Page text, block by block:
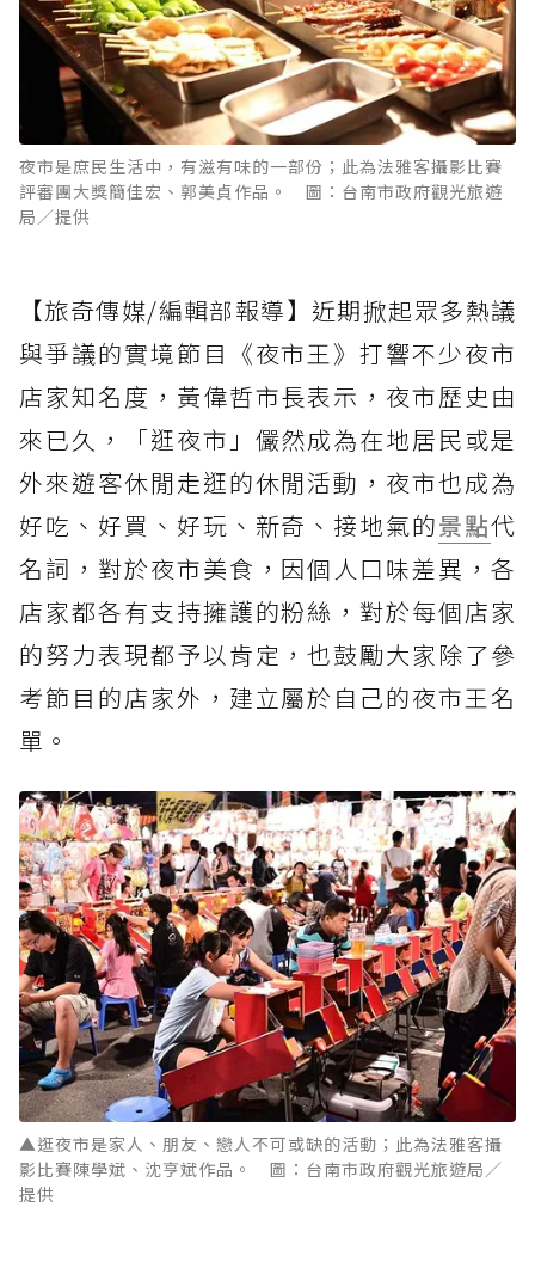
夜市是庶民生活中，有滋有味的一部份；此為法雅客攝影比賽
評審團大獎簡佳宏、郭美貞作品。 圖：台南市政府觀光旅遊
局／提供
【旅奇傳媒/編輯部報導】近期掀起眾多熱議
與爭議的實境節目《夜市王》打響不少夜市
店家知名度，黃偉哲市長表示，夜市歷史由
來已久，「逛夜市」儼然成為在地居民或是
外來遊客休閒走逛的休閒活動，夜市也成為
好吃、好買、好玩、新奇、接地氣的景點代
名詞，對於夜市美食，因個人口味差異，各
店家都各有支持擁護的粉絲，對於每個店家
的努力表現都予以肯定，也鼓勵大家除了參
考節目的店家外，建立屬於自己的夜市王名
單。
▲逛夜市是家人、朋友、戀人不可或缺的活動；此為法雅客攝
影比賽陳學斌、沈亨斌作品。 圖：台南市政府觀光旅遊局／
提供